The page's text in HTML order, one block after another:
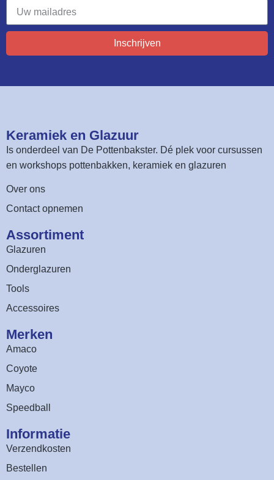
Inschrijven
Keramiek en Glazuur​
Is onderdeel van De Pottenbakster. Dé plek voor cursussen
en workshops pottenbakken, keramiek en glazuren
Over ons
Contact opnemen
Assortiment​
Glazuren
Onderglazuren
Tools
Accessoires
Merken
Amaco
Coyote
Mayco
Speedball
Informatie
Verzendkosten
Bestellen